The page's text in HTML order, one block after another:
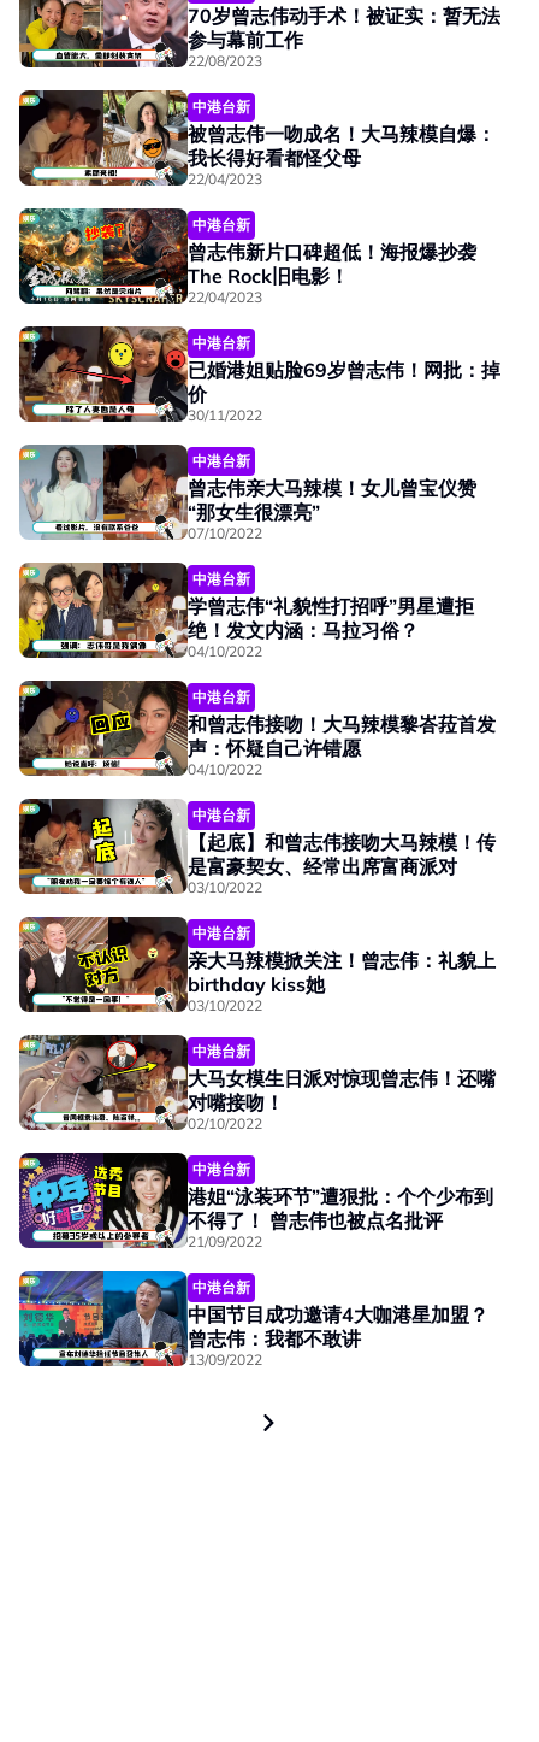
70岁曾志伟动手术！被证实：暂无法
参与幕前工作
22/08/2023
中港台新
被曾志伟一吻成名！大马辣模自爆：
我长得好看都怪父母
22/04/2023
中港台新
曾志伟新片口碑超低！海报爆抄袭
The Rock旧电影！
22/04/2023
中港台新
已婚港姐贴脸69岁曾志伟！网批：掉
价
30/11/2022
中港台新
曾志伟亲大马辣模！女儿曾宝仪赞
“那女生很漂亮”
07/10/2022
中港台新
学曾志伟“礼貌性打招呼”男星遭拒
绝！发文内涵：马拉习俗？
04/10/2022
中港台新
和曾志伟接吻！大马辣模黎峇菈首发
声：怀疑自己许错愿
04/10/2022
中港台新
【起底】和曾志伟接吻大马辣模！传
是富豪契女、经常出席富商派对
03/10/2022
中港台新
亲大马辣模掀关注！曾志伟：礼貌上
birthday kiss她
03/10/2022
中港台新
大马女模生日派对惊现曾志伟！还嘴
对嘴接吻！
02/10/2022
中港台新
港姐“泳装环节”遭狠批：个个少布到
不得了！ 曾志伟也被点名批评
21/09/2022
中港台新
中国节目成功邀请4大咖港星加盟？
曾志伟：我都不敢讲
13/09/2022